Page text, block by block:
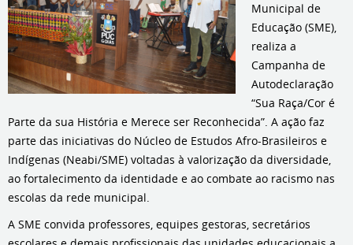
Municipal de
Educação (SME),
realiza a
Campanha de
Autodeclaração
“Sua Raça/Cor é
Parte da sua História e Merece ser Reconhecida”. A ação faz
parte das iniciativas do Núcleo de Estudos Afro-Brasileiros e
Indígenas (Neabi/SME) voltadas à valorização da diversidade,
ao fortalecimento da identidade e ao combate ao racismo nas
escolas da rede municipal.
A SME convida professores, equipes gestoras, secretários